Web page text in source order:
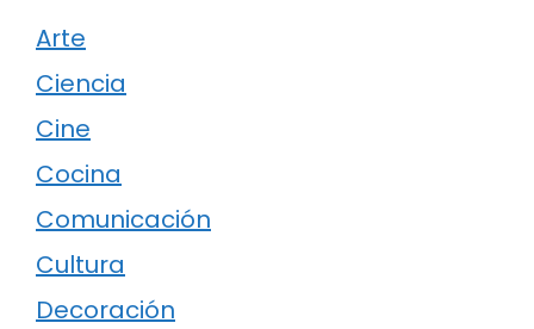
Arte
Ciencia
Cine
Cocina
Comunicación
Cultura
Decoración